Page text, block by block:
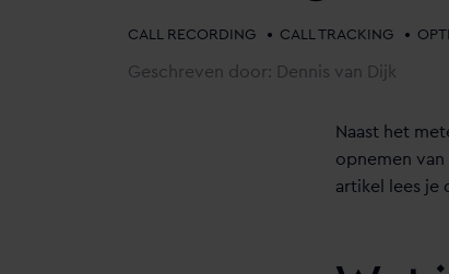
CALL RECORDING • CALL TRACKING •
Geschreven door: Dennis van Dijk
Naast het
opnemen
artikel lees je